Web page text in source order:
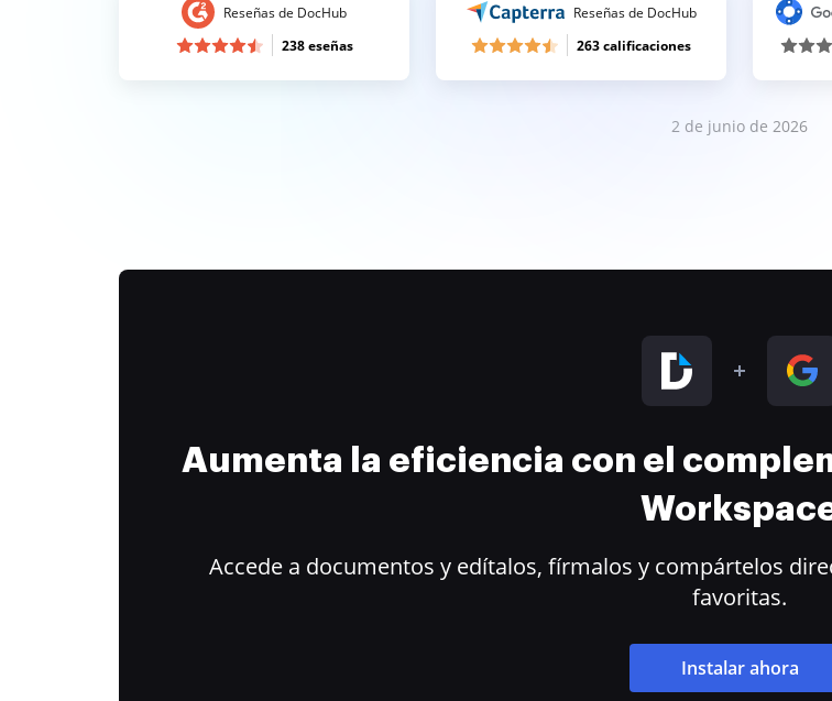
Reseñas de DocHub
238 eseñas
Reseñas de DocHub
263 calificaciones
2 de junio de 2026
Aumenta la eficiencia con el
Accede a documentos y edítalos, fírmalos y compártelos
favoritas.
Instalar ahora